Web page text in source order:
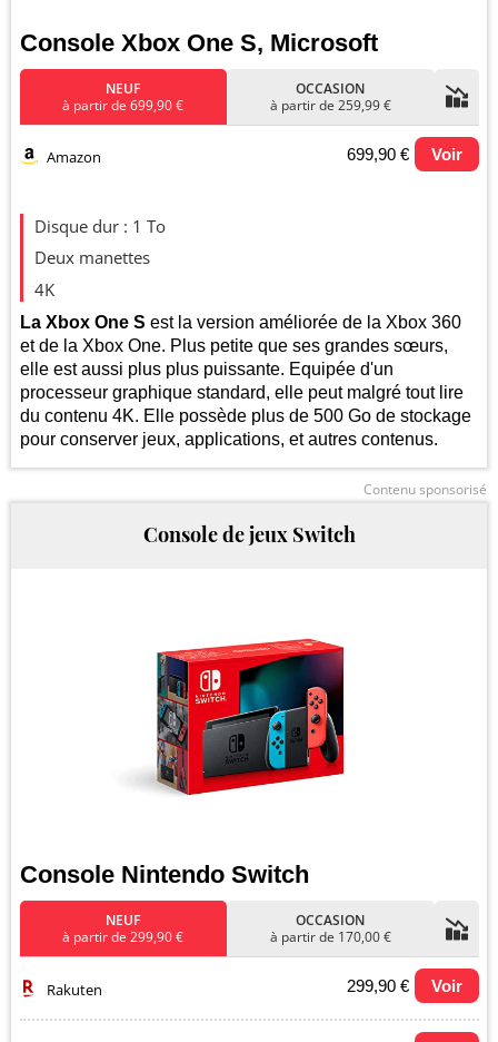
Console Xbox One S, Microsoft
NEUF
à partir de 699,90 €
OCCASION
à partir de 259,99 €
Amazon 699,90 € Voir
Evolution du prix le plus bas (neuf):
janv.
juil.
400
800
Disque dur : 1 To
Deux manettes
4K
La Xbox One S est la version améliorée de la Xbox 360
et de la Xbox One. Plus petite que ses grandes sœurs,
elle est aussi plus plus puissante. Equipée d'un
processeur graphique standard, elle peut malgré tout lire
du contenu 4K. Elle possède plus de 500 Go de stockage
pour conserver jeux, applications, et autres contenus.
Contenu sponsorisé
Console de jeux Switch
Console Nintendo Switch
NEUF
à partir de 299,90 €
OCCASION
à partir de 170,00 €
Rakuten 299,90 € Voir